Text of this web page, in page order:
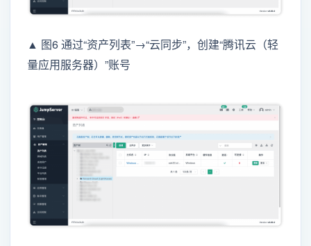
▲ 图6 通过“资产列表”→“云同步”，创建“腾讯云（轻
量应用服务器）”账号